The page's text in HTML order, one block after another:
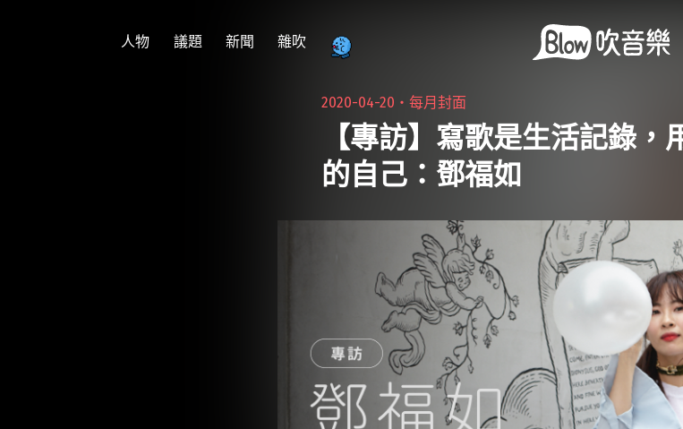
人物 議題 新聞 雜吹
2020-04-20・每月封面
【專訪】寫歌是生活記錄，
的自己：鄧福如